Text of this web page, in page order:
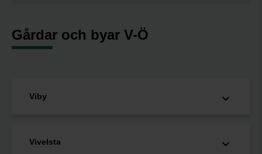
Gårdar och byar V-Ö
Viby
Vivelsta